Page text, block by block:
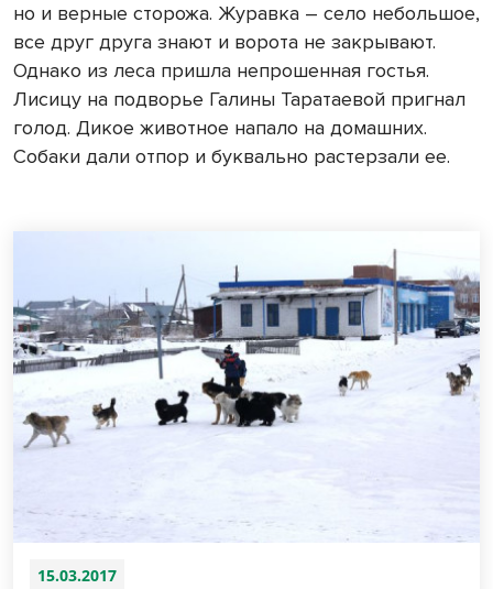
но и верные сторожа. Журавка – село небольшое,
все друг друга знают и ворота не закрывают.
Однако из леса пришла непрошенная гостья.
Лисицу на подворье Галины Таратаевой пригнал
голод. Дикое животное напало на домашних.
Собаки дали отпор и буквально растерзали ее.
15.03.2017